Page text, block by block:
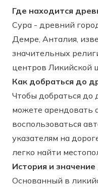
Где находится
Сура - древний
Демре, Анталия,
значительных
центров Ликийской
Как добраться до
Чтобы добраться до
можете арендовать
воспользоваться
указателям на
легко найти
История и
Основанный в